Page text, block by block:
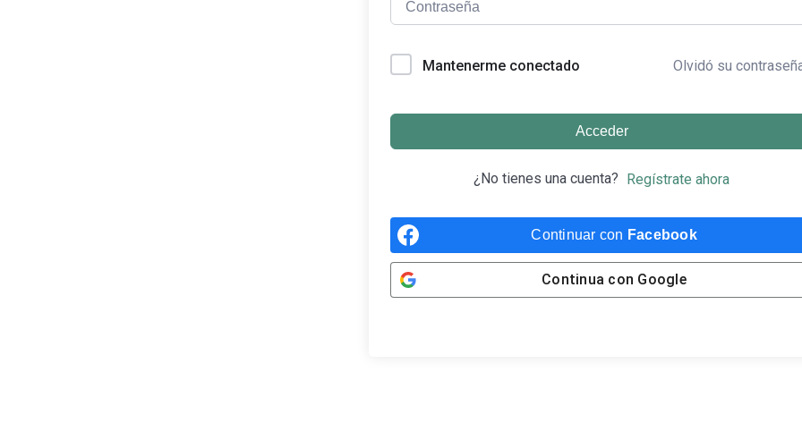
Mantenerme conectado Olvidó su
Acceder
¿No tienes una cuenta? Regístrate ahora
Continuar con Facebook
Continua con Google